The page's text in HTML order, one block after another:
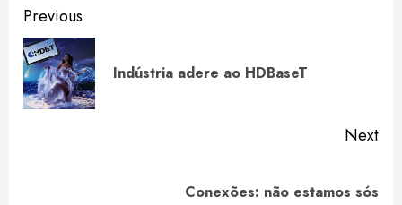
Continue
Reading
Previous
Indústria adere ao HDBaseT
Next
Conexões: não estamos sós